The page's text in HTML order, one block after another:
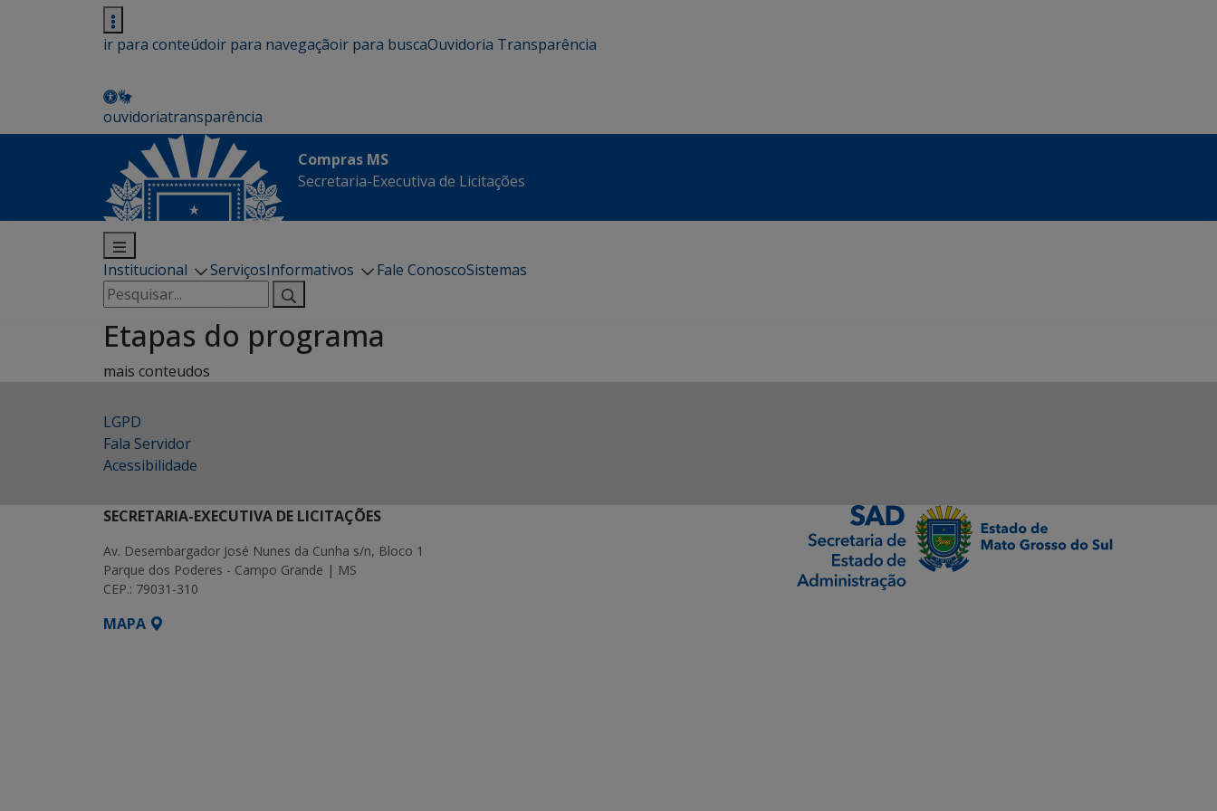
ir para conteúdoir para navegaçãoir para buscaOuvidoria Transparência
ouvidoriatransparência
Compras MS
Secretaria-Executiva de Licitações
Institucional ServiçosInformativos Fale ConoscoSistemas
Pesquisar
por:
Etapas do programa
mais conteudos
LGPD
Fala Servidor
Acessibilidade
SECRETARIA-EXECUTIVA DE LICITAÇÕES
Av. Desembargador José Nunes da Cunha s/n, Bloco 1
Parque dos Poderes - Campo Grande | MS
CEP.: 79031-310
MAPA